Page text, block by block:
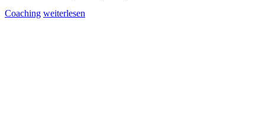
Coaching weiterlesen